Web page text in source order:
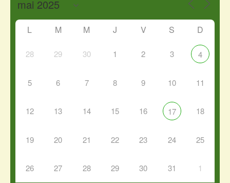
L M M J V S D
28 29 30 1 2 3 4
5 6 7 8 9 10 11
12 13 14 15 16 17 18
19 20 21 22 23 24 25
26 27 28 29 30 31 1